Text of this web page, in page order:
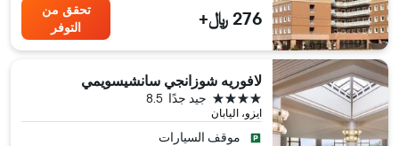
276 ﷼+
تحقق من
التوفر
لافوريه شوزانجي سانشيسويمي
ايزو، اليابان
8.5 جيد جدًا 4 نجوم
موقف السيارات